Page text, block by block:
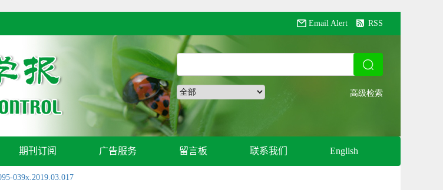
Email Alert RSS
期刊订阅 广告服务 留言板 联系我们 English
039x.2019.03.017